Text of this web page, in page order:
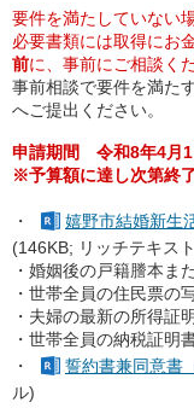
要件を満たしていない
必要書類には取得にお
前に、事前にご相談く
事前相談で要件を満た
へご提出ください。
申請期間 令和8年4月1
※予算額に達し次第終
・
嬉野市結婚新生
(146KB; リッチテキス
・婚姻後の戸籍謄本ま
・世帯全員の住民票の
・夫婦の最新の所得証
・世帯全員の納税証明
・
誓約書兼同意書
ル)